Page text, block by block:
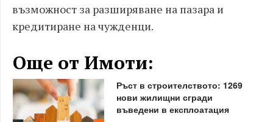
възможност за разширяване на пазара и
кредитиране на чужденци.
Още от Имоти:
Ръст в строителството: 1269
нови жилищни сгради
въведени в експлоатация